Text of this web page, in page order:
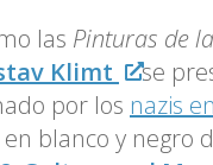
las Pinturas de
Klimt
se
por los nazis
blanco y negro